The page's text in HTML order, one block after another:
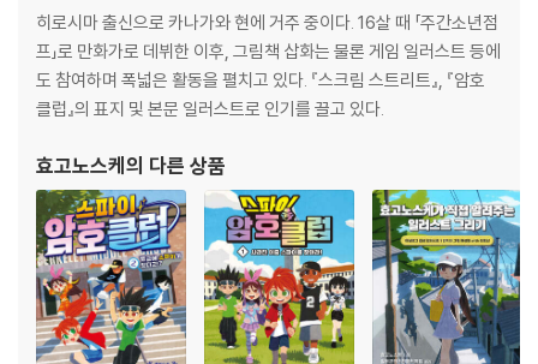
히로시마 출신으로 카나가와 현에 거주 중이다. 16살 때 「주간소년점
프」로 만화가로 데뷔한 이후, 그림책 삽화는 물론 게임 일러스트 등에
도 참여하며 폭넓은 활동을 펼치고 있다. 『스크림 스트리트』, 『암호
클럽』의 표지 및 본문 일러스트로 인기를 끌고 있다.
효고노스케의 다른 상품